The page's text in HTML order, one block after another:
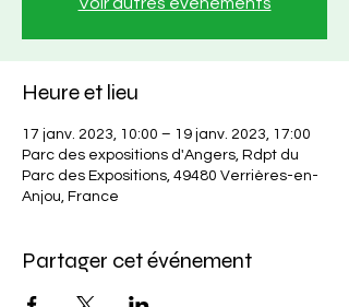
Heure et lieu
17 janv. 2023, 10:00 – 19 janv. 2023, 17:00
Parc des expositions d'Angers, Rdpt du
Parc des Expositions, 49480 Verrières-en-
Anjou, France
Partager cet événement